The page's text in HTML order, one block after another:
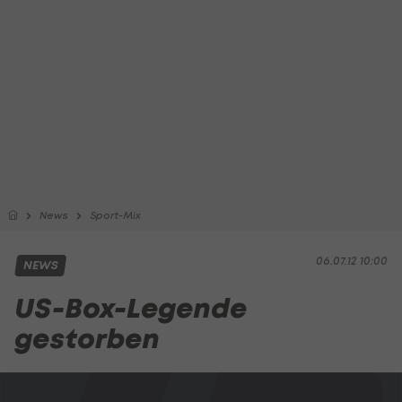
News Sport-Mix
06.07.12 10:00
NEWS
US-Box-Legende
gestorben